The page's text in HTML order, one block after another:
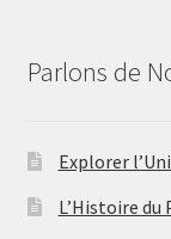
Parlons de
Explorer
L’Histoire du